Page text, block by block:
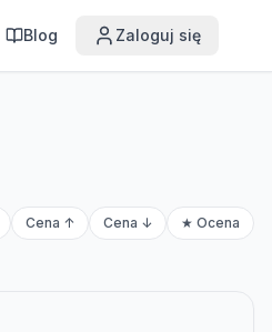
Blog Zaloguj się
Cena ↑ Cena ↓ ★ Ocena